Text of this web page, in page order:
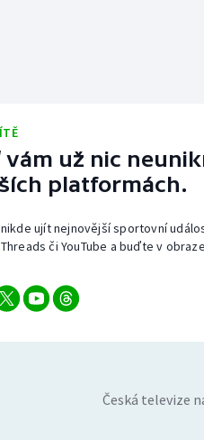
už nic
platformách.
ujít nejnovější sportovní
či YouTube a buďte v
Česká televize